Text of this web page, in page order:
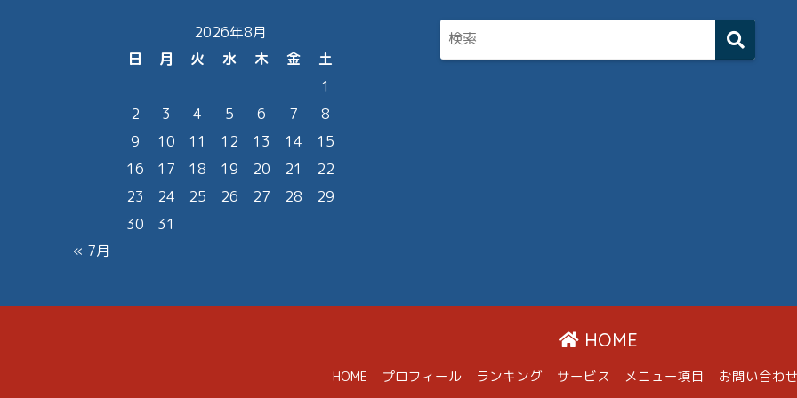
2026年8月
日
月 火 水 木 金
土
1
2
3 4 5 6 7
8
9
10 11 12 13 14
15
16
17 18 19 20 21
22
23
24 25 26 27 28
29
30
31
« 7月
HOME
HOME プロフィール ランキング サービス メニュー項目 お問い合わせ